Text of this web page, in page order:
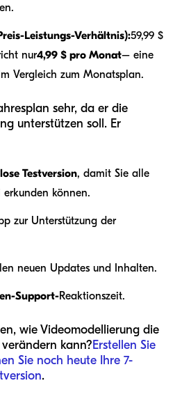
Leistungs-Verhältnis):59,99 $
nur4,99 $ pro Monat– eine
Vergleich zum Monatsplan.
sehr, da er die
unterstützen soll. Er
Testversion, damit Sie alle
erkunden können.
zur Unterstützung der
neuen Updates und Inhalten.
Support-Reaktionszeit.
wie Videomodellierung die
kann?Erstellen Sie
Sie noch heute Ihre 7-
.